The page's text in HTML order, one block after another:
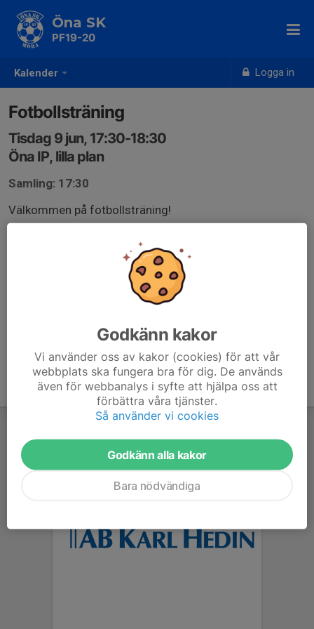
Kalender Logga in
Öna SK
PF19-20
Fotbollsträning
Tisdag 9 jun, 17:30-18:30
Öna IP, lilla plan
Samling: 17:30
Välkommen på fotbollsträning!
Godkänn kakor
Vi använder oss av kakor (cookies) för att vår
webbplats ska fungera bra för dig. De används
även för webbanalys i syfte att hjälpa oss att
förbättra våra tjänster.
Så använder vi cookies
Godkänn alla kakor
Bara nödvändiga